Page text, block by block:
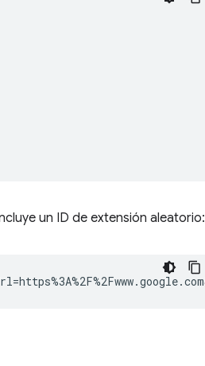
un ID de extensión aleatorio: